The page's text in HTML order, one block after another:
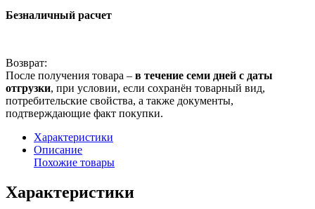
Безналичный расчет
Возврат:
После получения товара – в течение семи дней с даты
отгрузки, при условии, если сохранён товарный вид,
потребительские свойства, а также документы,
подтверждающие факт покупки.
Характеристики
Описание
Похожие товары
Характеристики